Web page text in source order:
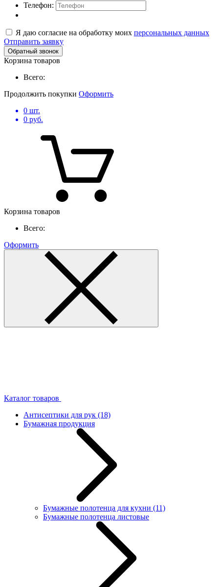
Телефон:
Я даю согласие на обработку моих персональных данных
Отправить заявку
Обратный звонок
Корзина товаров
Всего:
Продолжить покупки Оформить
0 шт.
0 руб.
Корзина товаров
Всего:
Оформить
Каталог товаров
Антисептики для рук (18)
Бумажная продукция
Бумажные полотенца для кухни (11)
Бумажные полотенца листовые